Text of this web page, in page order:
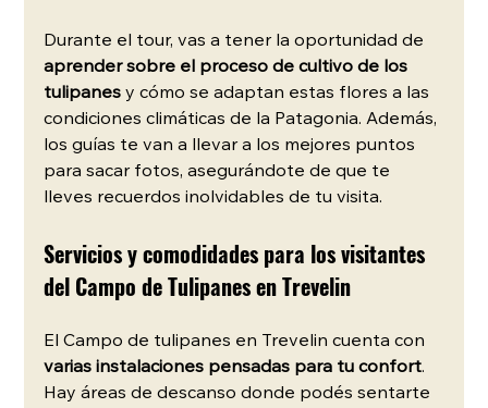
Durante el tour, vas a tener la oportunidad de
aprender sobre el proceso de cultivo de los
tulipanes y cómo se adaptan estas flores a las
condiciones climáticas de la Patagonia. Además,
los guías te van a llevar a los mejores puntos
para sacar fotos, asegurándote de que te
lleves recuerdos inolvidables de tu visita.
Servicios y comodidades para los visitantes
del Campo de Tulipanes en Trevelin
El Campo de tulipanes en Trevelin cuenta con
varias instalaciones pensadas para tu confort.
Hay áreas de descanso donde podés sentarte